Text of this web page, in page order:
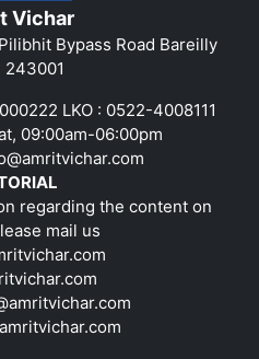
Vichar
Bypass Road Bareilly
243001
LKO : 0522-4008111
09:00am-06:00pm
regarding the content on
mail us